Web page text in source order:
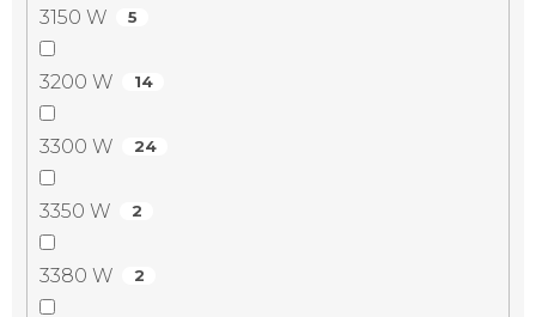
3150 W 5
3200 W 14
3300 W 24
3350 W 2
3380 W 2